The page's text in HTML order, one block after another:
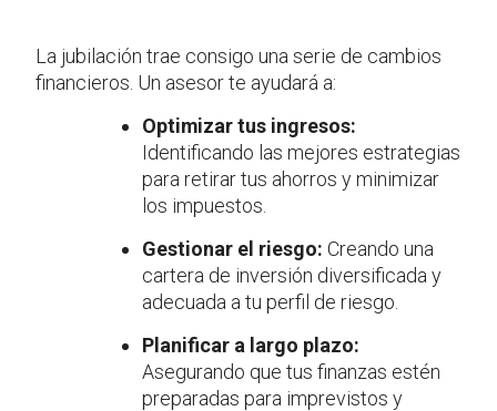
La jubilación trae consigo una serie de cambios
financieros. Un asesor te ayudará a:
Optimizar tus ingresos:
Identificando las mejores estrategias
para retirar tus ahorros y minimizar
los impuestos.
Gestionar el riesgo: Creando una
cartera de inversión diversificada y
adecuada a tu perfil de riesgo.
Planificar a largo plazo:
Asegurando que tus finanzas estén
preparadas para imprevistos y